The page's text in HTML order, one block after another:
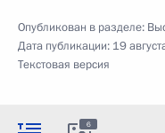
Опубликован в разделе:
Дата публикации: 19
Текстовая версия
6